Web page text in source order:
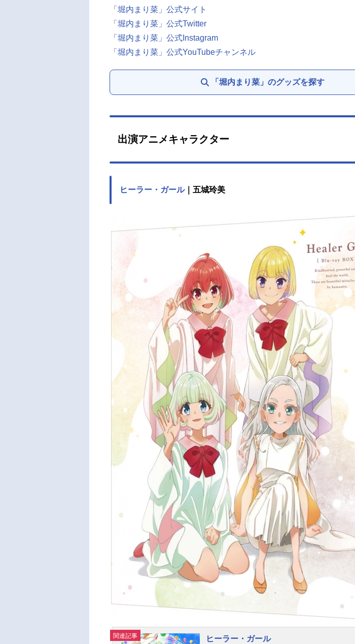
「堀内まり菜」公式サイト
「堀内まり菜」公式Twitter
「堀内まり菜」公式Instagram
「堀内まり菜」公式YouTubeチャンネル
「堀内まり菜」のグッズを探す
出演アニメキャラクター
ヒーラー・ガール｜五城玲美
関連記事 ヒーラー・ガール